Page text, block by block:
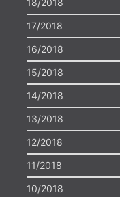
18/2018
17/2018
16/2018
15/2018
14/2018
13/2018
12/2018
11/2018
10/2018